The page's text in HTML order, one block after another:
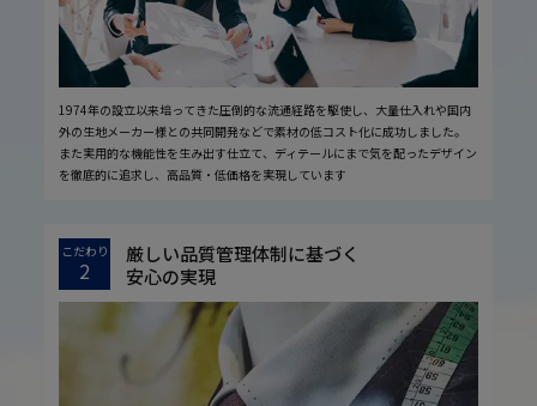
1974年の設立以来培ってきた圧倒的な流通経路を駆使し、大量仕入れや国内
外の生地メーカー様との共同開発などで素材の低コスト化に成功しました。
また実用的な機能性を生み出す仕立て、ディテールにまで気を配ったデザイン
を徹底的に追求し、高品質・低価格を実現しています
こだわり
2
厳しい品質管理体制に基づく
安心の実現